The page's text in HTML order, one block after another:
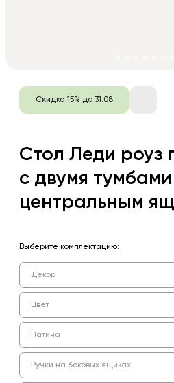
Скидка 15% до 31.08
Стол Леди роуз
с двумя тумбами
центральным
Выберите комплектацию:
Декор
Цвет
Патина
Ручки на боковых ящиках